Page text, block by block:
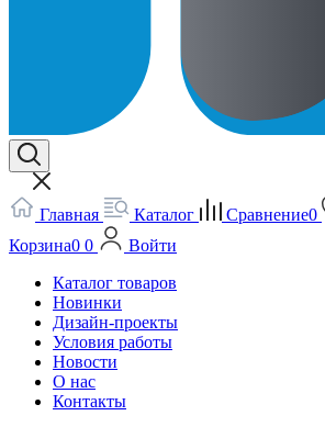
Главная Каталог Сравнение0
Корзина0 0
Войти
Каталог товаров
Новинки
Дизайн-проекты
Условия работы
Новости
О нас
Контакты